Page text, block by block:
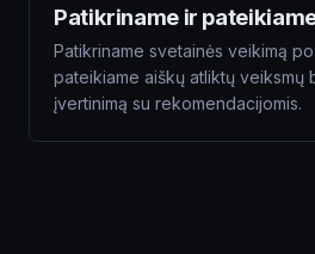
Patikriname ir
Patikriname svetainės veikimą
pateikiame aiškų atliktų veiksmų
įvertinimą su rekomendacijomis.